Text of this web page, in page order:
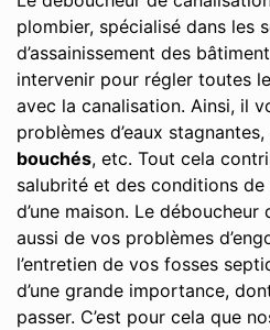
plombier, spécialisé dans les
d’assainissement des
intervenir pour régler toutes
avec la canalisation. Ainsi, il
problèmes d’eaux stagnantes,
bouchés, etc. Tout cela
salubrité et des conditions de
d’une maison. Le déboucheur
aussi de vos problèmes
l’entretien de vos fosses
d’une grande importance,
passer. C’est pour cela que